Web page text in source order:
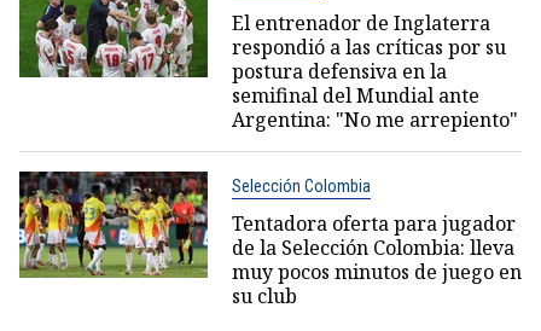
El entrenador de Inglaterra
respondió a las críticas por su
postura defensiva en la
semifinal del Mundial ante
Argentina: "No me arrepiento"
Selección Colombia
Tentadora oferta para jugador
de la Selección Colombia: lleva
muy pocos minutos de juego en
su club